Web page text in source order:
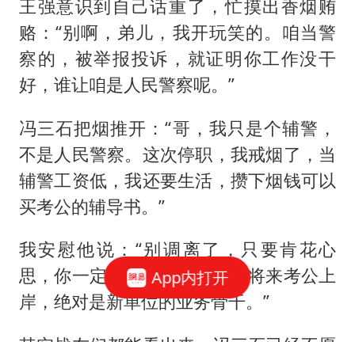
王强意识到自己话重了，忙摸出香烟贿
赂：“别啊，弟儿，我开玩笑的。咱当警
察的，被举报投诉，就证明你工作没干
好，谁让咱是人民警察呢。”
冯三石把烟推开：“哥，我只是个辅警，
不是人民警察。这次停职，我戒烟了，当
辅警工资低，我还要生活，攒下烟钱可以
买考公的辅导书。”
我安慰他说：“别调离了，只要肯花心
思，你一定能当个好刑警，等将来考公上
岸，绝对是新单位的业务骨干。”
App内打开